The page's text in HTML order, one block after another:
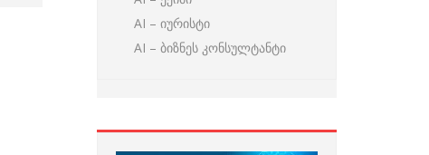
AI – იურისტი
AI – ბიზნეს კონსულტანტი